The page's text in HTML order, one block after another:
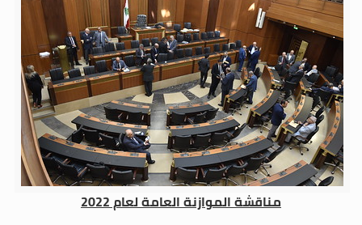
مناقشة الموازنة العامة لعام 2022